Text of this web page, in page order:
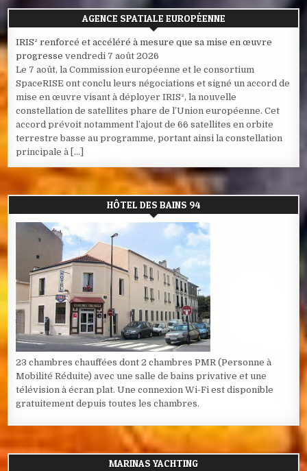
AGENCE SPATIALE EUROPÉENNE
IRIS² renforcé et accéléré à mesure que sa mise en œuvre
progresse vendredi 7 août 2026
Le 7 août, la Commission européenne et le consortium
SpaceRISE ont conclu leurs négociations et signé un accord de
mise en œuvre visant à déployer IRIS², la nouvelle
constellation de satellites phare de l’Union européenne. Cet
accord prévoit notamment l’ajout de 66 satellites en orbite
terrestre basse au programme, portant ainsi la constellation
principale à […]
HÔTEL DES BAINS 94
23 chambres chauffées dont 2 chambres PMR (Personne à
Mobilité Réduite) avec une salle de bains privative et une
télévision à écran plat. Une connexion Wi-Fi est disponible
gratuitement depuis toutes les chambres.
MARINAS YACHTING